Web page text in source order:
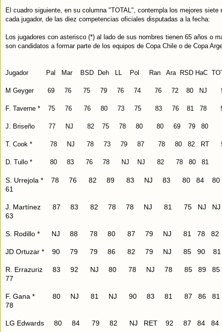
El cuadro siguiente, en su columna "TOTAL", contempla los mejores siete
cada jugador, de las diez competencias oficiales disputadas a la fecha:
Los jugadores con asterisco (*) al lado de sus nombres tienen 65 años o
son candidatos a formar parte de los equipos de Copa Chile o de Copa
Jugador Pal Mar BSD Deh LL Pol Ran Ara RSD HaC
M Geyger 69 76 75 79 76 74 76 72 80 NJ
F. Taverne * 75 76 76 80 73 75 83 76 81 78
J. Briseño 77 NJ 82 75 78 80 80 69 79 80
T. Cook * 78 NJ 78 73 79 87 78 80 82 RT
D. Tullo * 80 83 76 78 NJ NJ 82 78 80 81
S. Urrejola * 78 76 82 89 83 NJ 83 80 84
61
J. Martínez 87 83 82 78 78 NJ 81 75 NJ
63
S. Rodillo * NJ 88 78 80 87 79 NJ 81 78
JD Ortuzar * 90 79 79 86 82 79 NJ 85 90
R. Errazuriz 83 92 NJ 80 78 NJ 78 85 89
77
F. Gana * 80 NJ 81 NJ 90 83 81 87 86
78
LG Edwards 80 84 79 82 NJ RET 92 87 84